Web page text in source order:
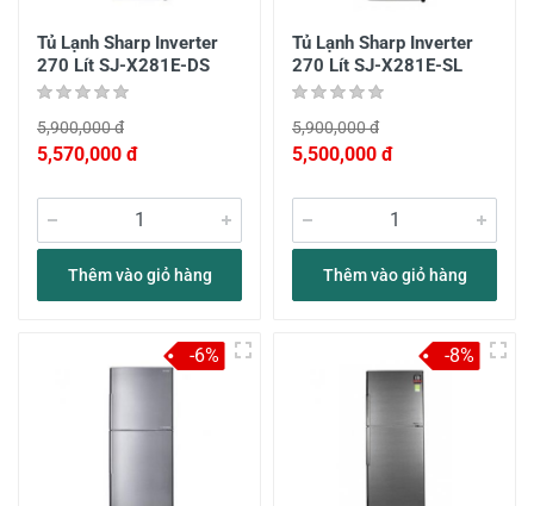
Tủ Lạnh Sharp Inverter
270 Lít SJ-X281E-DS
5,900,000 đ
5,570,000 đ
Thêm vào giỏ hàng
Tủ Lạnh Sharp Inverter
270 Lít SJ-X281E-SL
5,900,000 đ
5,500,000 đ
Thêm vào giỏ hàng
-6% -8%